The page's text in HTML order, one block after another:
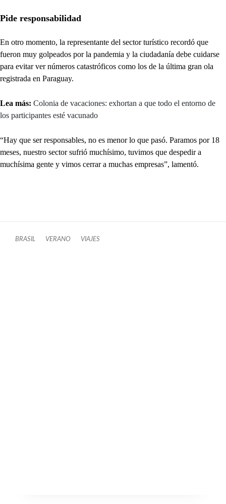
Pide responsabilidad
En otro momento, la representante del sector turístico recordó que
fueron muy golpeados por la pandemia y la ciudadanía debe cuidarse
para evitar ver números catastróficos como los de la última gran ola
registrada en Paraguay.
Lea más: Colonia de vacaciones: exhortan a que todo el entorno de
los participantes esté vacunado
“Hay que ser responsables, no es menor lo que pasó. Paramos por 18
meses, nuestro sector sufrió muchísimo, tuvimos que despedir a
muchísima gente y vimos cerrar a muchas empresas”, lamentó.
BRASIL VERANO VIAJES